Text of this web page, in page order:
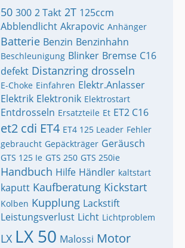
50 300 2 Takt 2T 125ccm
Abblendlicht Akrapovic Anhänger
Batterie Benzin Benzinhahn
Beschleunigung Blinker Bremse C16
defekt Distanzring drosseln
E-Choke Einfahren Elektr.Anlasser
Elektrik Elektronik Elektrostart
Entdrosseln Ersatzteile Et ET2 C16
et2 cdi ET4 ET4 125 Leader Fehler
gebraucht Gepäckträger Geräusch
GTS 125 Ie GTS 250 GTS 250ie
Handbuch Hilfe Händler kaltstart
kaputt Kaufberatung Kickstart
Kolben Kupplung Lackstift
Leistungsverlust Licht Lichtproblem
LX LX 50 Malossi Motor